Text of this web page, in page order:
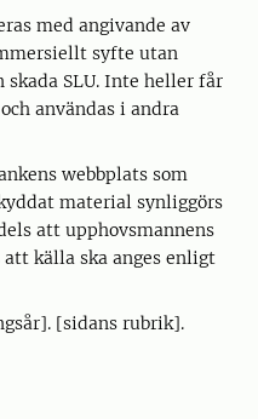
med angivande av
syfte utan
SLU. Inte heller får
användas i andra
webbplats som
material synliggörs
att upphovsmannens
källa ska anges enligt
[sidans rubrik].